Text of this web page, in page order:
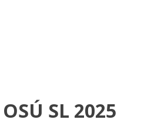
SL 2025